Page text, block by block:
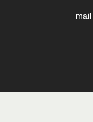
mail